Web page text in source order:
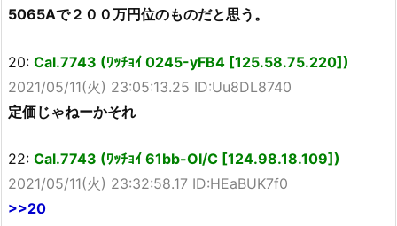
5065Aで２００万円位のものだと思う。
20: Cal.7743 (ﾜｯﾁｮｲ 0245-yFB4 [125.58.75.220])
2021/05/11(火) 23:05:13.25 ID:Uu8DL8740
定価じゃねーかそれ
22: Cal.7743 (ﾜｯﾁｮｲ 61bb-OI/C [124.98.18.109])
2021/05/11(火) 23:32:58.17 ID:HEaBUK7f0
>>20